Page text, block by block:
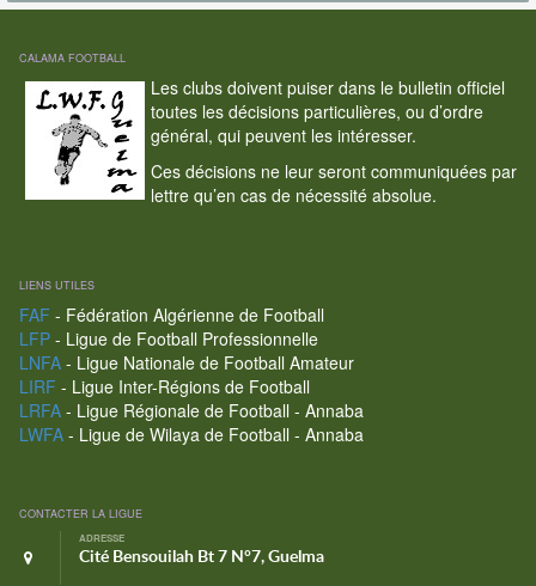
CALAMA FOOTBALL
Les clubs doivent puiser dans le bulletin officiel
toutes les décisions particulières, ou d’ordre
général, qui peuvent les intéresser.
Ces décisions ne leur seront communiquées par
lettre qu’en cas de nécessité absolue.
LIENS UTILES
FAF - Fédération Algérienne de Football
LFP- Ligue de Football Professionnelle
LNFA- Ligue Nationale de Football Amateur
LIRF - Ligue Inter-Régions de Football
LRFA- Ligue Régionale de Football - Annaba
LWFA- Ligue de Wilaya de Football - Annaba
CONTACTER LA LIGUE
ADRESSE
Cité Bensouilah Bt 7 N°7, Guelma